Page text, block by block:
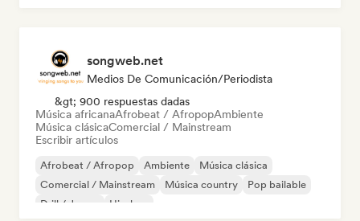
songweb.net
Medios De Comunicación/Periodista
&gt; 900 respuestas dadas
Música africanaAfrobeat / AfropopAmbiente
Música clásicaComercial / Mainstream
Escribir artículos
Afrobeat / Afropop Ambiente
Música clásica
Comercial / Mainstream
Música country
Pop bailable
Drill / Jersey
Hip-hop